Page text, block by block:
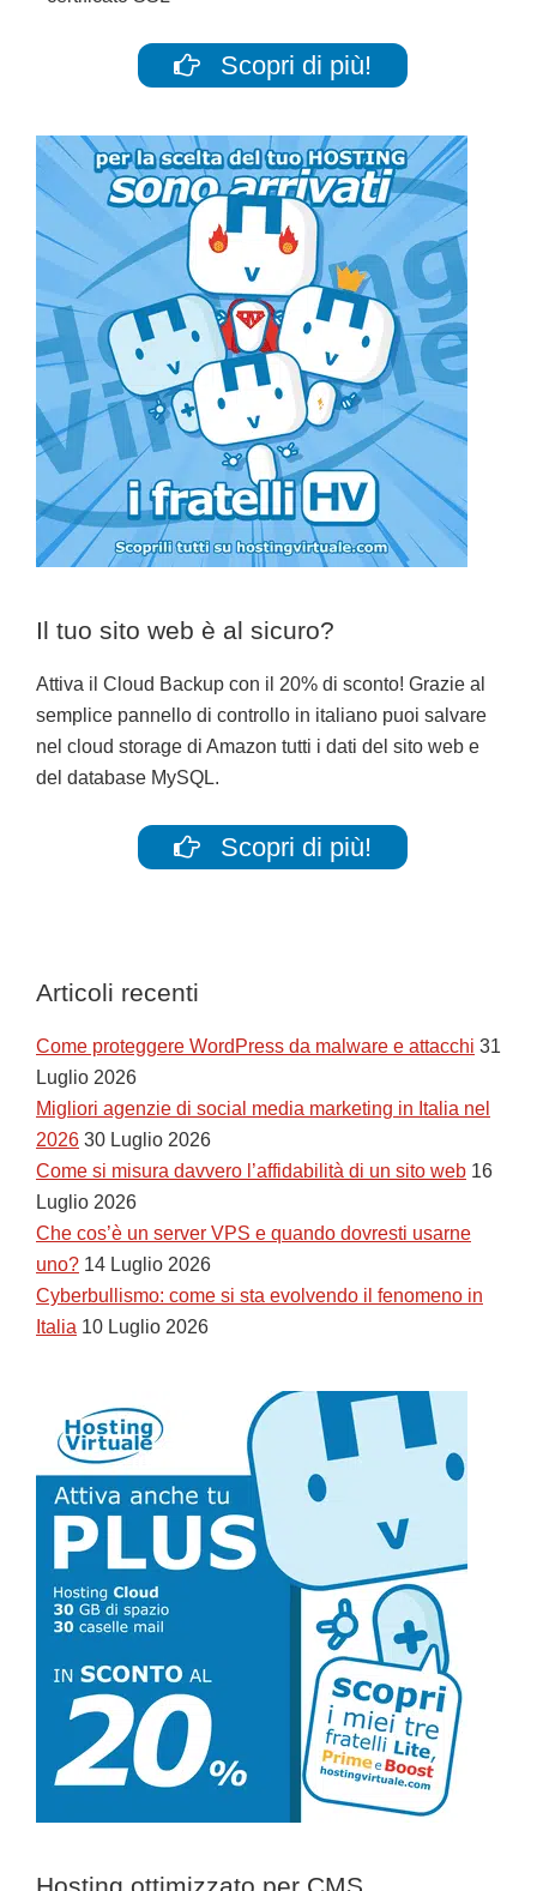
Scopri di più!
Il tuo sito web è al sicuro?
Attiva il Cloud Backup con il 20% di sconto! Grazie al
semplice pannello di controllo in italiano puoi salvare
nel cloud storage di Amazon tutti i dati del sito web e
del database MySQL.
Scopri di più!
Articoli recenti
Come proteggere WordPress da malware e attacchi 31
Luglio 2026
Migliori agenzie di social media marketing in Italia nel
2026 30 Luglio 2026
Come si misura davvero l’affidabilità di un sito web 16
Luglio 2026
Che cos’è un server VPS e quando dovresti usarne
uno? 14 Luglio 2026
Cyberbullismo: come si sta evolvendo il fenomeno in
Italia 10 Luglio 2026